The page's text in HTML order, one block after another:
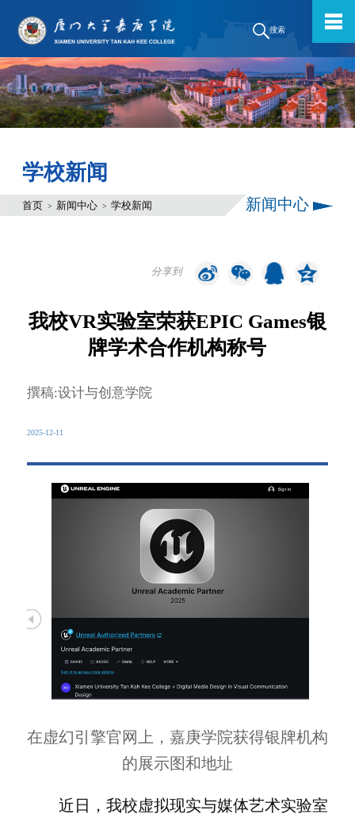
搜索
学校新闻
首页 > 新闻中心 > 学校新闻 新闻中心
分享到
我校VR实验室荣获EPIC Games银
牌学术合作机构称号
撰稿:设计与创意学院
2025-12-11
在虚幻引擎官网上，嘉庚学院获得银牌机构
的展示图和地址
近日，我校虚拟现实与媒体艺术实验室